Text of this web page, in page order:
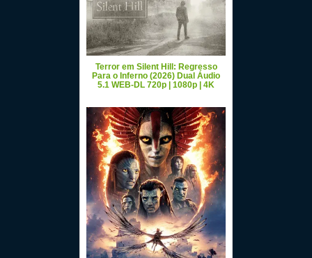
Terror em Silent Hill: Regresso
Para o Inferno (2026) Dual Áudio
5.1 WEB-DL 720p | 1080p | 4K